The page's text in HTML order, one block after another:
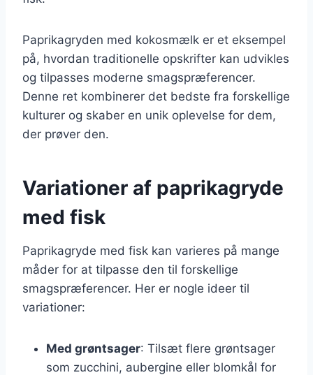
Paprikagryden med kokosmælk er et eksempel
på, hvordan traditionelle opskrifter kan udvikles
og tilpasses moderne smagspræferencer.
Denne ret kombinerer det bedste fra forskellige
kulturer og skaber en unik oplevelse for dem,
der prøver den.
Variationer af paprikagryde
med fisk
Paprikagryde med fisk kan varieres på mange
måder for at tilpasse den til forskellige
smagspræferencer. Her er nogle ideer til
variationer:
Med grøntsager: Tilsæt flere grøntsager
som zucchini, aubergine eller blomkål for